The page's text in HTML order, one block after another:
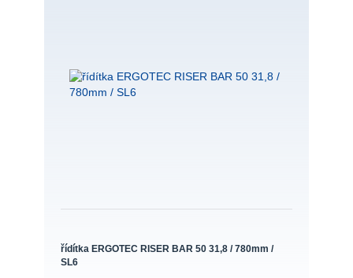
řídítka ERGOTEC RISER BAR 50 31,8 / 780mm /
SL6